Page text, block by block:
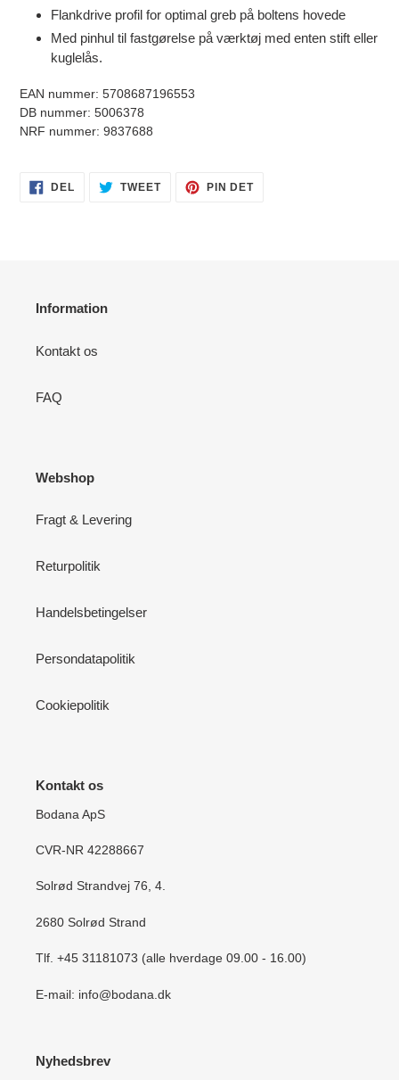
Flankdrive profil for optimal greb på boltens hovede
Med pinhul til fastgørelse på værktøj med enten stift eller
kuglelås.
EAN nummer: 5708687196553
DB nummer: 5006378
NRF nummer: 9837688
DEL TWEETTWEET
PIN DETPIN
Information
Kontakt os
FAQ
Webshop
Fragt & Levering
Returpolitik
Handelsbetingelser
Persondatapolitik
Cookiepolitik
Kontakt os
Bodana ApS
CVR-NR 42288667
Solrød Strandvej 76, 4.
2680 Solrød Strand
Tlf. +45 31181073 (alle hverdage 09.00 - 16.00)
E-mail: info@bodana.dk
Nyhedsbrev